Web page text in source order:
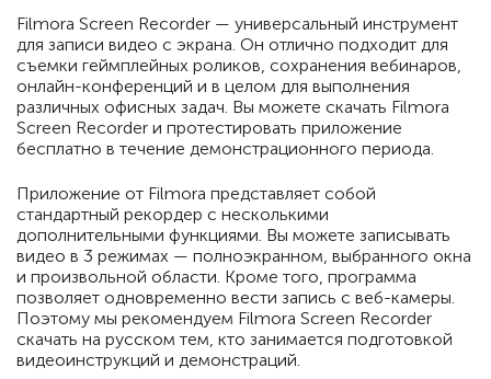
Filmora Screen Recorder — универсальный инструмент
для записи видео с экрана. Он отлично подходит для
съемки геймплейных роликов, сохранения вебинаров,
онлайн-конференций и в целом для выполнения
различных офисных задач. Вы можете скачать Filmora
Screen Recorder и протестировать приложение
бесплатно в течение демонстрационного периода.
Приложение от Filmora представляет собой
стандартный рекордер с несколькими
дополнительными функциями. Вы можете записывать
видео в 3 режимах — полноэкранном, выбранного окна
и произвольной области. Кроме того, программа
позволяет одновременно вести запись с веб-камеры.
Поэтому мы рекомендуем Filmora Screen Recorder
скачать на русском тем, кто занимается подготовкой
видеоинструкций и демонстраций.